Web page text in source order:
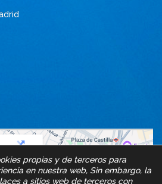
propias y de terceros para
en nuestra web, Sin embargo, la
a sitios web de terceros con